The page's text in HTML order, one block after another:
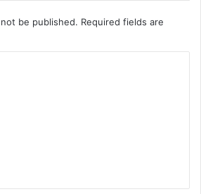
be published. Required fields are